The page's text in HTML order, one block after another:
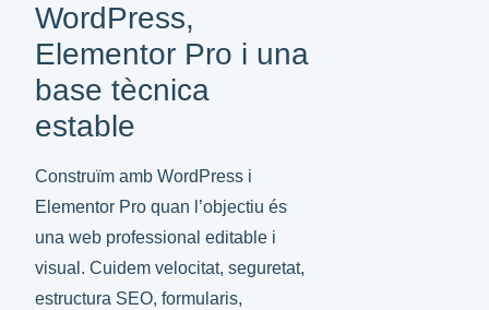
WordPress,
Elementor Pro i una
base tècnica
estable
Construïm amb WordPress i
Elementor Pro quan l’objectiu és
una web professional editable i
visual. Cuidem velocitat, seguretat,
estructura SEO, formularis,